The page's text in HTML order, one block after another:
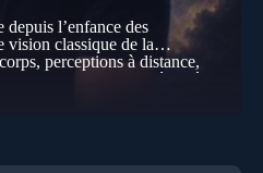
l’enfance des
vision classique de la
perceptions à distance,
accueillir ces phénomènes
l’espace, le temps… et